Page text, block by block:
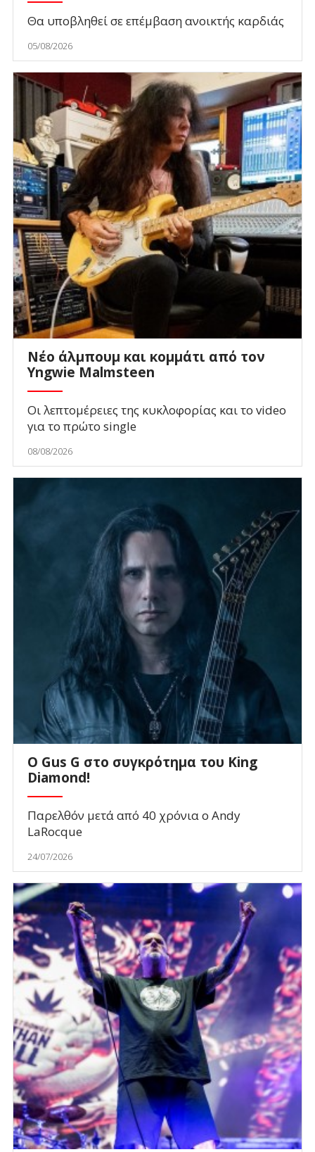
Θα υποβληθεί σε επέμβαση ανοικτής καρδιάς
05/08/2026
Νέο άλμπουμ και κομμάτι από τον
Yngwie Malmsteen
Οι λεπτομέρειες της κυκλοφορίας και το video
για το πρώτο single
08/08/2026
O Gus G στο συγκρότημα του King
Diamond!
Παρελθόν μετά από 40 χρόνια ο Andy
LaRocque
24/07/2026